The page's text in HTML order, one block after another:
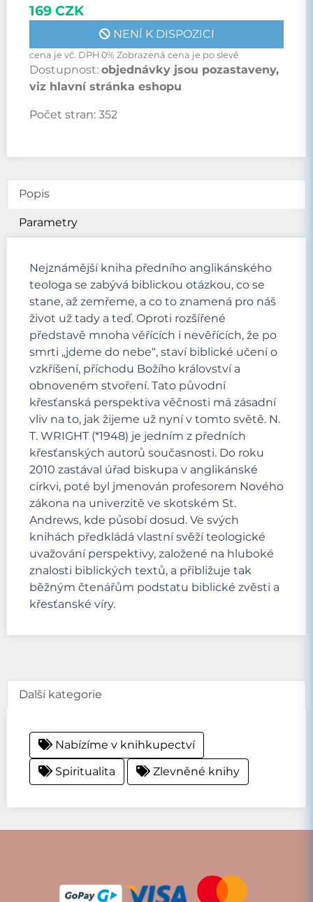
169 CZK
NENÍ K DISPOZICI
cena je vč. DPH 0% Zobrazená cena je po slevě
Dostupnost: objednávky jsou pozastaveny,
viz hlavní stránka eshopu
Počet stran: 352
Popis
Parametry
Nejznámější kniha předního anglikánského
teologa se zabývá biblickou otázkou, co se
stane, až zemřeme, a co to znamená pro náš
život už tady a teď. Oproti rozšířené
představě mnoha věřících i nevěřících, že po
smrti „jdeme do nebe“, staví biblické učení o
vzkříšení, příchodu Božího království a
obnoveném stvoření. Tato původní
křesťanská perspektiva věčnosti má zásadní
vliv na to, jak žijeme už nyní v tomto světě. N.
T. WRIGHT (*1948) je jedním z předních
křesťanských autorů současnosti. Do roku
2010 zastával úřad biskupa v anglikánské
církvi, poté byl jmenován profesorem Nového
zákona na univerzitě ve skotském St.
Andrews, kde působí dosud. Ve svých
knihách předkládá vlastní svěží teologické
uvažování perspektivy, založené na hluboké
znalosti biblických textů, a přibližuje tak
běžným čtenářům podstatu biblické zvěsti a
křesťanské víry.
Další kategorie
Nabízíme v knihkupectví
Spiritualita
Zlevněné knihy